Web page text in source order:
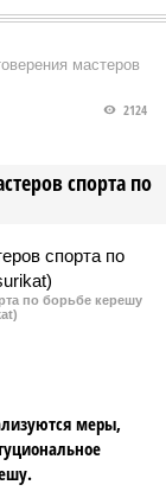
мастеров
спорта по
2124
по борьбе керешу
меры,